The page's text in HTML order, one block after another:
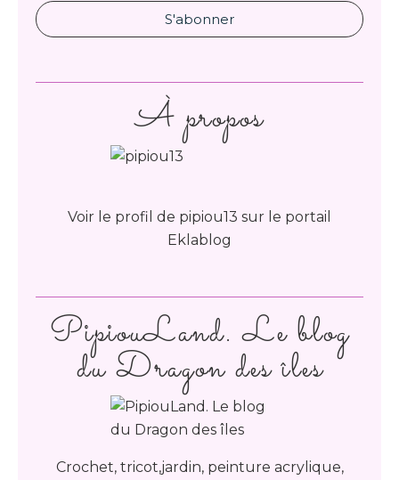
PipiouLand. Le blog
du Dragon des îles
Crochet, tricot,jardin, peinture acrylique,
À propos
Voir le profil de pipiou13 sur le portail
Eklablog